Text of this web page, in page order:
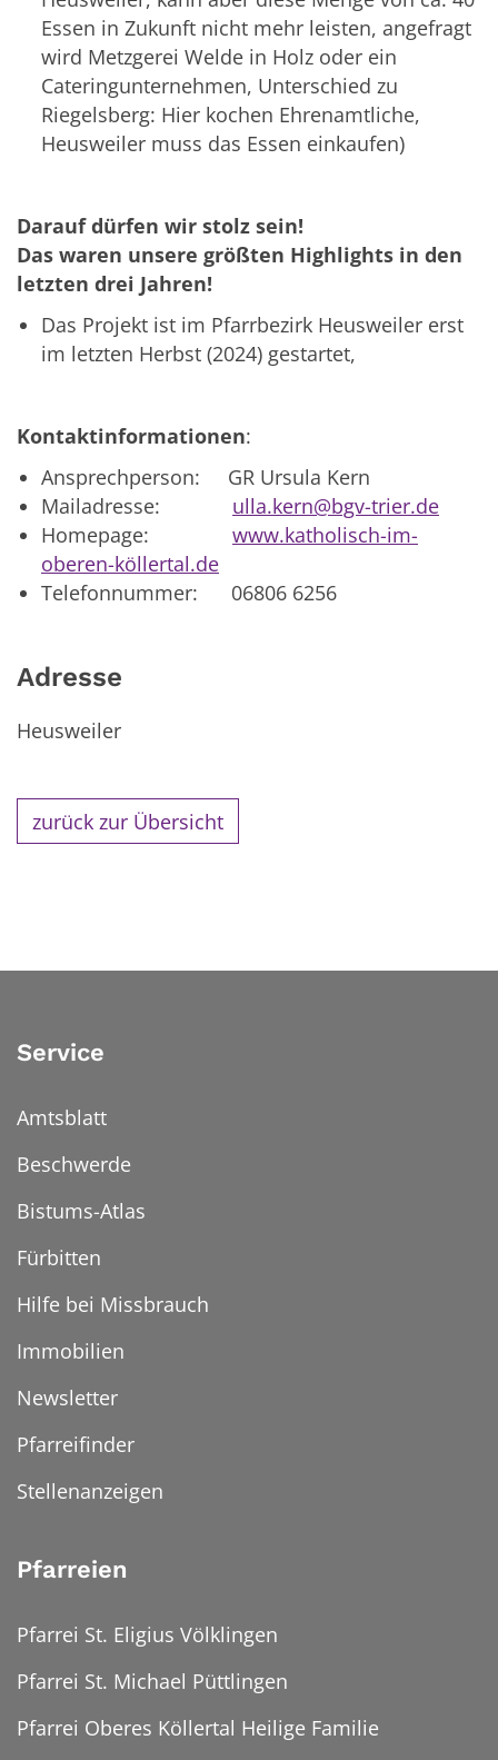
Essen in Zukunft nicht mehr leisten, angefragt
wird Metzgerei Welde in Holz oder ein
Cateringunternehmen, Unterschied zu
Riegelsberg: Hier kochen Ehrenamtliche,
Heusweiler muss das Essen einkaufen)
Darauf dürfen wir stolz sein!
Das waren unsere größten Highlights in den
letzten drei Jahren!
Das Projekt ist im Pfarrbezirk Heusweiler erst
im letzten Herbst (2024) gestartet,
Kontaktinformationen:
Ansprechperson: GR Ursula Kern
Mailadresse: ulla.kern@bgv-trier.de
Homepage: www.katholisch-im-
oberen-köllertal.de
Telefonnummer: 06806 6256
Adresse
Heusweiler
zurück zur Übersicht
Service
Amtsblatt
Beschwerde
Bistums-Atlas
Fürbitten
Hilfe bei Missbrauch
Immobilien
Newsletter
Pfarreifinder
Stellenanzeigen
Pfarreien
Pfarrei St. Eligius Völklingen
Pfarrei St. Michael Püttlingen
Pfarrei Oberes Köllertal Heilige Familie